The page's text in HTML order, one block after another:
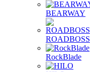
BEARWAY
ROADBOSS
RockBlade